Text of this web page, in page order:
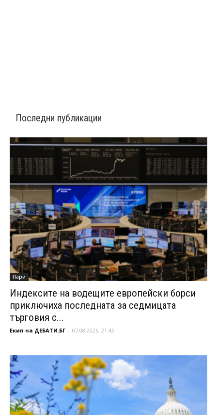
Последни публикации
Пари
Индексите на водещите европейски борси
приключиха последната за седмицата
търговия с...
Екип на ДЕБАТИ.БГ - 07.08.2026, 21:45